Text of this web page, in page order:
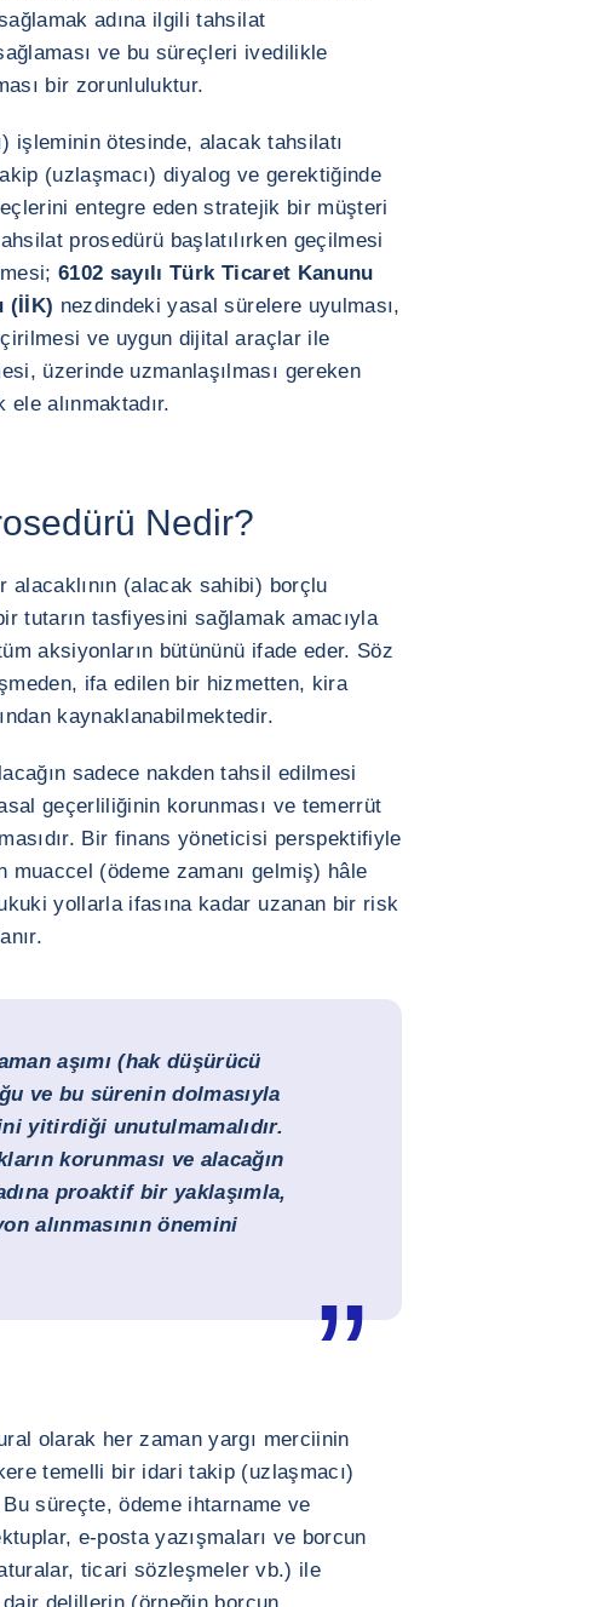
adına ilgili tahsilat
ve bu süreçleri ivedilikle
bir zorunluluktur.
işleminin ötesinde, alacak tahsilatı
(uzlaşmacı) diyalog ve gerektiğinde
entegre eden stratejik bir müşteri
prosedürü başlatılırken geçilmesi
6102 sayılı Türk Ticaret Kanunu
(İİK) nezdindeki yasal sürelere uyulması,
ve uygun dijital araçlar ile
üzerinde uzmanlaşılması gereken
alınmaktadır.
Nedir?
alacaklının (alacak sahibi) borçlu
tutarın tasfiyesini sağlamak amacıyla
aksiyonların bütününü ifade eder. Söz
ifa edilen bir hizmetten, kira
kaynaklanabilmektedir.
sadece nakden tahsil edilmesi
geçerliliğinin korunması ve temerrüt
Bir finans yöneticisi perspektifiyle
muaccel (ödeme zamanı gelmiş) hâle
yollarla ifasına kadar uzanan bir risk
aşımı (hak düşürücü
ve bu sürenin dolmasıyla
yitirdiği unutulmamalıdır.
korunması ve alacağın
proaktif bir yaklaşımla,
alınmasının önemini
olarak her zaman yargı merciinin
temelli bir idari takip (uzlaşmacı)
Bu süreçte, ödeme ihtarname ve
e-posta yazışmaları ve borcun
ticari sözleşmeler vb.) ile